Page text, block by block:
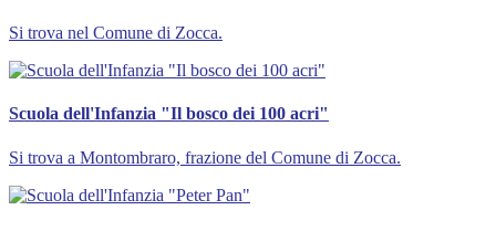
Si trova nel Comune di Zocca.
Scuola dell'Infanzia "Il bosco dei 100 acri"
Si trova a Montombraro, frazione del Comune di Zocca.